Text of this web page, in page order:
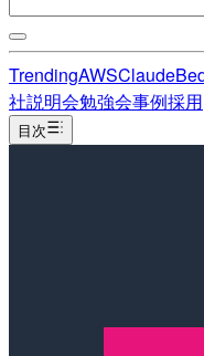
TrendingAWSClaude
社説明会勉強会事例採用
目次